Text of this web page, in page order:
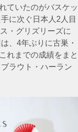
ていたのがバスケッ
に次ぐ日本人2人目
・グリズリーズに
、4年ぶりに古巣・
れまでの成績をまと
ラウト・ハーラン